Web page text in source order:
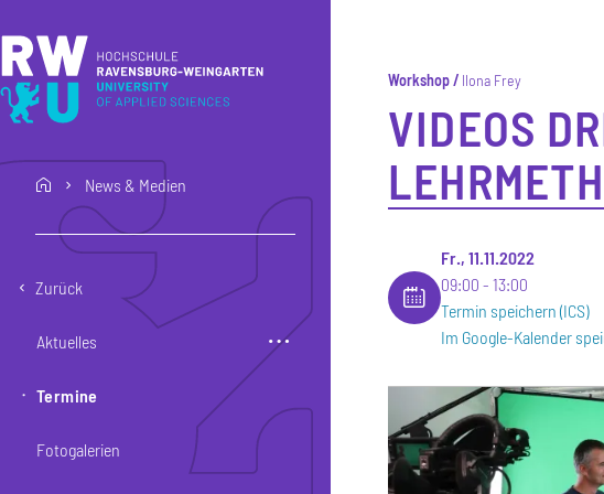
home News & Medien
Zurück
Aktuelles
Termine
Fotogalerien
Workshop Ilona Frey
VIDEOS
Fr., 11.11.2022
09:00
13:00
Termin speichern (ICS)
Im Google-Kalender